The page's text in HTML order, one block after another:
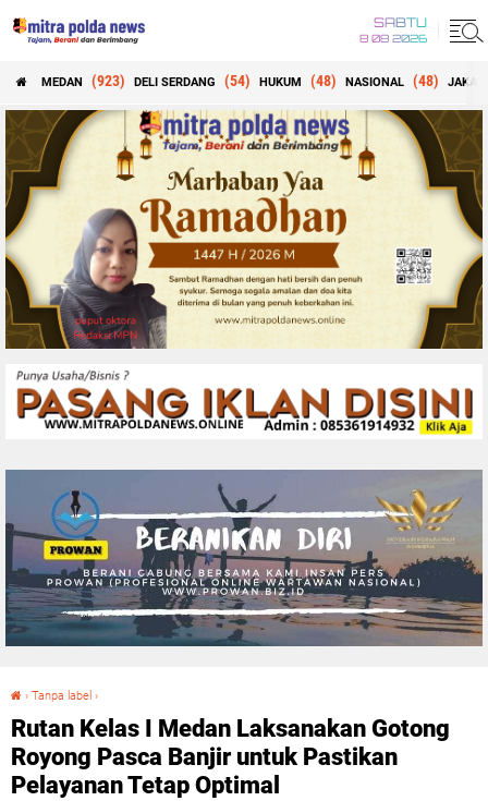
SABTU
8 08 2026
MEDAN (923) DELI SERDANG (54) HUKUM (48) NASIONAL (48)
› Tanpa label ›
Rutan Kelas I Medan Laksanakan Gotong
Royong Pasca Banjir untuk Pastikan
Pelayanan Tetap Optimal